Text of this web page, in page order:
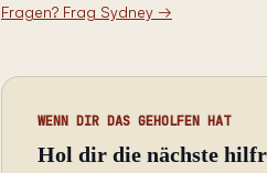
Fragen? Frag Sydney →
WENN DIR DAS GEHOLFEN HAT
Hol dir die nächste